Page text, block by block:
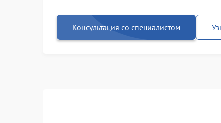
Консультация со специалистом